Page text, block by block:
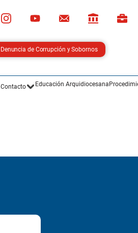
Denuncia de Corrupción y Sobornos
Contacto Educación Arquidiocesana